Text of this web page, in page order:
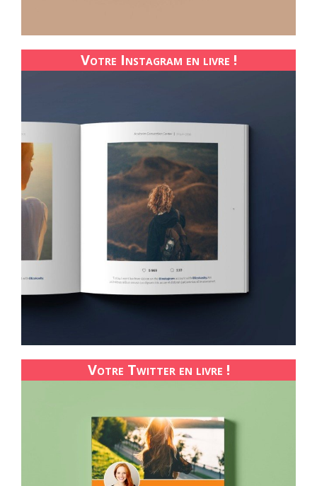
Votre Instagram en livre !
Votre Twitter en livre !